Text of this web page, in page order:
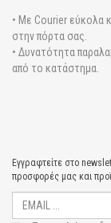
• Με Courier εύκολα
στην πόρτα σας.
• Δυνατότητα
από το κατάστημα.
Εγγραφτείτε στο
προσφορές μας και